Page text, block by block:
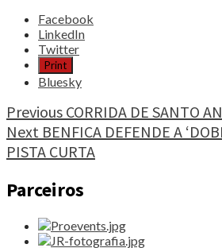
Share
post
NAZARÉ
É
SÓ
SURF"
Facebook
LinkedIn
Twitter
Print
Bluesky
Continue
Reading
Previous CORRIDA DE SANTO
Next BENFICA DEFENDE A
PISTA CURTA
Parceiros